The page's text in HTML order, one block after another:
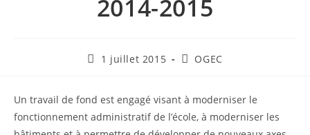
2014-2015
Publication
1 juillet 2015
PostOGEC
Un travail de fond est engagé visant à moderniser le
fonctionnement administratif de l’école, à moderniser les